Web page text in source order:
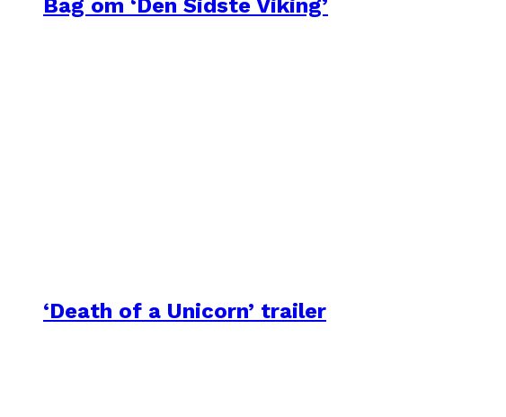
Bag om ‘Den Sidste Viking’
‘Death of a Unicorn’ trailer